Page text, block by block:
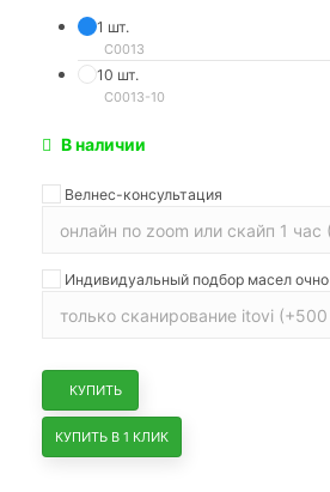
1 шт.
C0013
10 шт.
C0013-10
В наличии
Велнес-консультация
Индивидуальный подбор масел очно
КУПИТЬ
КУПИТЬ В 1 КЛИК